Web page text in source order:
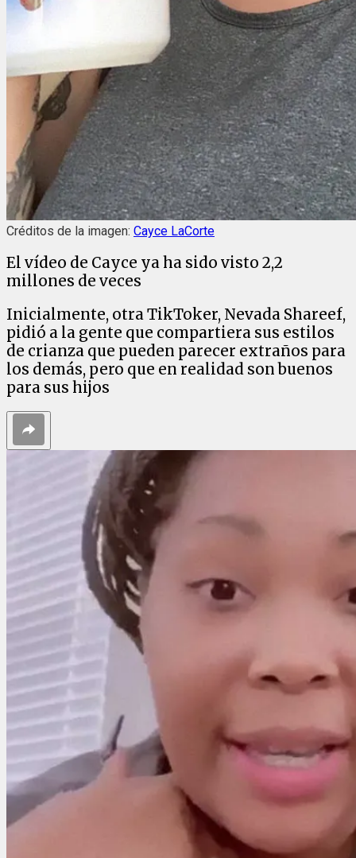
Créditos de la imagen: Cayce LaCorte
El vídeo de Cayce ya ha sido visto 2,2
millones de veces
Inicialmente, otra TikToker, Nevada Shareef,
pidió a la gente que compartiera sus estilos
de crianza que pueden parecer extraños para
los demás, pero que en realidad son buenos
para sus hijos